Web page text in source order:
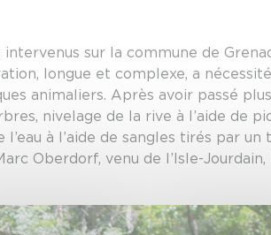
sur la commune de
longue et complexe, a
animaliers. Après avoir passé
nivelage de la rive à l’aide de
à l’aide de sangles tirés par
Oberdorf, venu de l’Isle-